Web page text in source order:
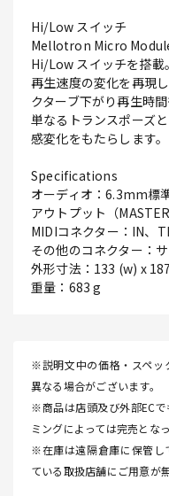
Hi/Low スイッチ
Mellotron Micro
Hi/Low スイッチを搭
再生速度の変化を再現
クターブ下がり再生時
単なるトランスポーズ
感変化をもたらします。
Specifications
オーディオ：6.3mm標
アウトプット（
MIDIコネクター：IN、
その他のコネクター：
外形寸法：133 (w) x
重量：683 g
※説明文中の価格・スペッ
異なる場合がございます。
※商品は店頭及び外部EC
ミングによっては完売とな
※在庫は遠隔倉庫に保管し
ている取扱店舗にご用意が